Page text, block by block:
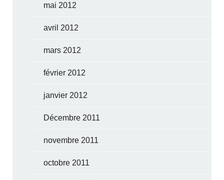
mai 2012
avril 2012
mars 2012
février 2012
janvier 2012
Décembre 2011
novembre 2011
octobre 2011